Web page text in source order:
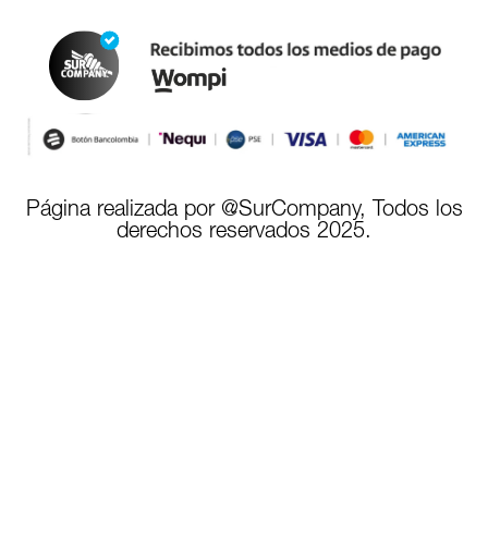
Página realizada por @SurCompany, Todos los
derechos reservados 2025.